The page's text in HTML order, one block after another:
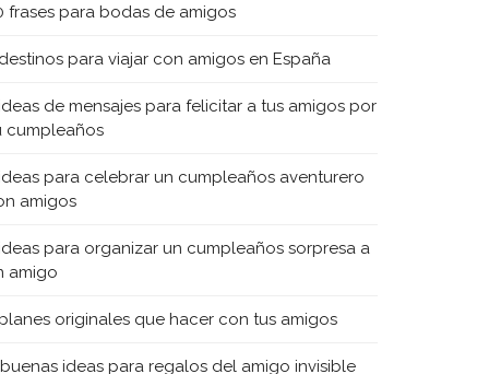
frases para bodas de amigos
para viajar con amigos en España
de mensajes para felicitar a tus amigos por
cumpleaños
para celebrar un cumpleaños aventurero
amigos
para organizar un cumpleaños sorpresa a
amigo
originales que hacer con tus amigos
ideas para regalos del amigo invisible